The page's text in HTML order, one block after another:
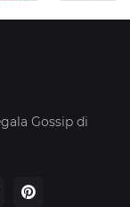
Gossip di